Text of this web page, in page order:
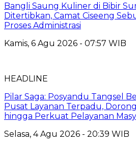
Bangli Saung Kuliner di Bibir
Ditertibkan, Camat Ciseeng
Proses Administrasi
Kamis, 6 Agu 2026 - 07:57 WIB
HEADLINE
Pilar Saga: Posyandu Tangsel
Pusat Layanan Terpadu,
hingga Perkuat Pelayanan
Selasa, 4 Agu 2026 - 20:39 WIB